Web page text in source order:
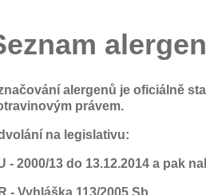
(4)
alergenů je oficiálně
právem.
na legislativu:
- 2000/13 do 13.12.2014 a pak
- Vyhláška 113/2005 Sb.